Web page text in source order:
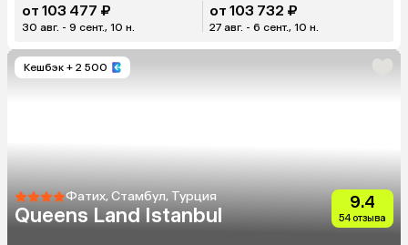
от 103 477 ₽
30 авг. - 9 сент., 10 н.
от 103 732 ₽
27 авг. - 6 сент., 10 н.
Кешбэк + 2 500
Фатих, Стамбул, Турция
Queens Land Istanbul
9.4
54 отзыва